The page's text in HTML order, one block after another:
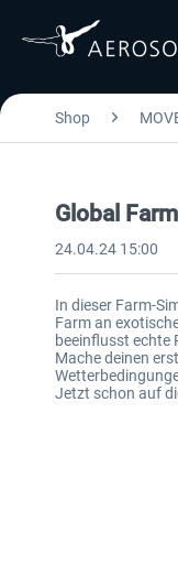
Shop
Global
24.04.24 15:00
In dieser Farm-
Farm an
beeinflusst echte
Mache deinen
Jetzt schon auf